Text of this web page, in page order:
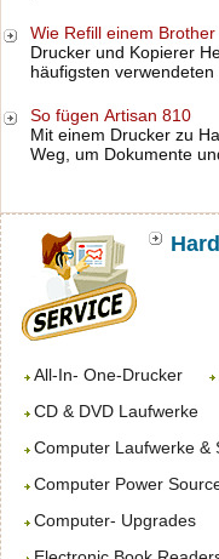
Wie Refill einem Brother
Drucker und Kopierer
häufigsten
So fügen Artisan 810
Mit einem Drucker zu
Weg, um Dokumente
All-In- One-Drucker
CD & DVD Laufwerke
Computer Laufwerke &
Computer Power
Computer- Upgrades